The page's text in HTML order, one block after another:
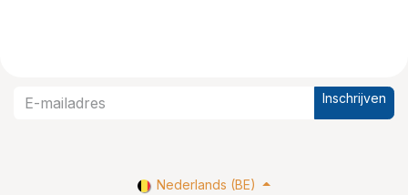
Inschrijven
Nederlands (BE)